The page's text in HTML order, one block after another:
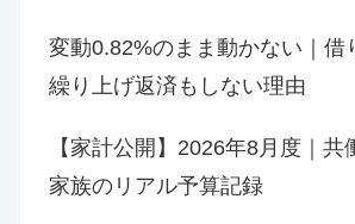
変動0.82%のまま動かない｜借
繰り上げ返済もしない理由
【家計公開】2026年8月度｜共
家族のリアル予算記録